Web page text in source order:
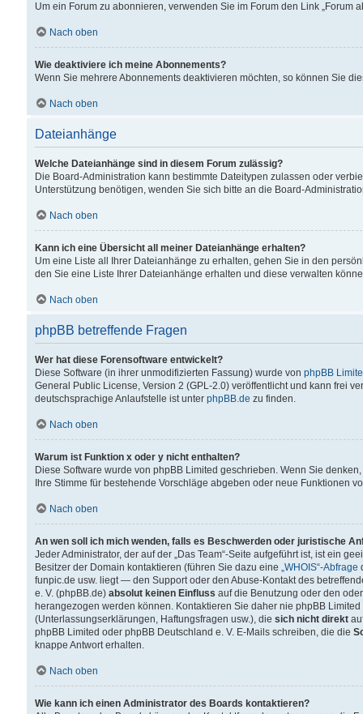
Um ein Forum zu abonnieren, verwenden Sie im Forum den Link „Forum
Nach oben
Wie deaktiviere ich meine Abonnements?
Wenn Sie mehrere Abonnements deaktivieren möchten, so können Sie
Nach oben
Dateianhänge
Welche Dateianhänge sind in diesem Forum zulässig?
Die Board-Administration kann bestimmte Dateitypen zulassen oder
Unterstützung benötigen, wenden Sie sich bitte an die Board-
Nach oben
Kann ich eine Übersicht all meiner Dateianhänge erhalten?
Um eine Liste all Ihrer Dateianhänge zu erhalten, gehen Sie in den
den Sie eine Liste Ihrer Dateianhänge erhalten und diese verwalten
Nach oben
phpBB betreffende Fragen
Wer hat diese Forensoftware entwickelt?
Diese Software (in ihrer unmodifizierten Fassung) wurde von phpBB
General Public License, Version 2 (GPL-2.0) veröffentlicht und kann frei
deutschsprachige Anlaufstelle ist unter phpBB.de zu finden.
Nach oben
Warum ist Funktion x oder y nicht enthalten?
Diese Software wurde von phpBB Limited geschrieben. Wenn Sie
Ihre Stimme für bestehende Vorschläge abgeben oder neue Funktionen
Nach oben
An wen soll ich mich wenden, falls es Beschwerden oder juristische
Jeder Administrator, der auf der „Das Team“-Seite aufgeführt ist, ist ein
Besitzer der Domain kontaktieren (führen Sie dazu eine „WHOIS“-Abfrage
funpic.de usw. liegt — den Support oder den Abuse-Kontakt des
e. V. (phpBB.de) absolut keinen Einfluss auf die Benutzung oder den
herangezogen werden können. Kontaktieren Sie daher nie phpBB
(Unterlassungserklärungen, Haftungsfragen usw.), die sich nicht direkt
phpBB Limited oder phpBB Deutschland e. V. E-Mails schreiben, die die
knappe Antwort erhalten.
Nach oben
Wie kann ich einen Administrator des Boards kontaktieren?